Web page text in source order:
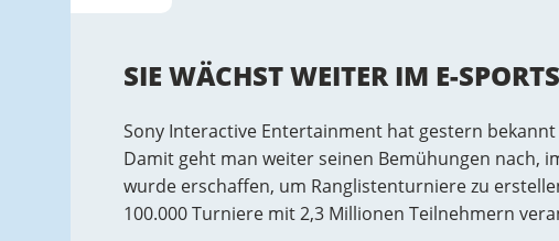
SIE WÄCHST WEITER IM E-
Sony Interactive Entertainment hat gestern
Damit geht man weiter seinen Bemühungen nach,
wurde erschaffen, um Ranglistenturniere zu
100.000 Turniere mit 2,3 Millionen Teilnehmern